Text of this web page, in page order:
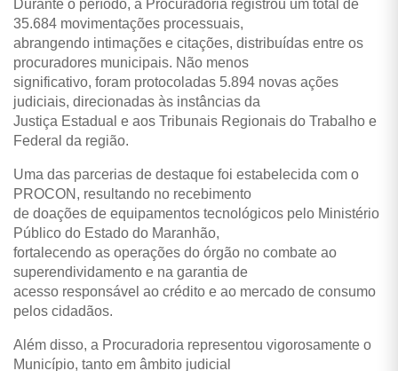
Durante o período, a Procuradoria registrou um total de
35.684 movimentações processuais,
abrangendo intimações e citações, distribuídas entre os
procuradores municipais. Não menos
significativo, foram protocoladas 5.894 novas ações
judiciais, direcionadas às instâncias da
Justiça Estadual e aos Tribunais Regionais do Trabalho e
Federal da região.
Uma das parcerias de destaque foi estabelecida com o
PROCON, resultando no recebimento
de doações de equipamentos tecnológicos pelo Ministério
Público do Estado do Maranhão,
fortalecendo as operações do órgão no combate ao
superendividamento e na garantia de
acesso responsável ao crédito e ao mercado de consumo
pelos cidadãos.
Além disso, a Procuradoria representou vigorosamente o
Município, tanto em âmbito judicial